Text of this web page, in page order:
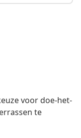
voor doe-het-
te